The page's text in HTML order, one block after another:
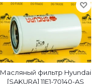
Масляный фильтр Hyundai
[SAKURA] 11E1-70140-AS